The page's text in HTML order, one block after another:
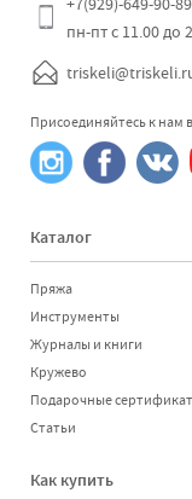
пн-пт с 11.00 до
Присоединяйтесь к нам
Каталог
Пряжа
Инструменты
Журналы и книги
Кружево
Подарочные
Статьи
Как купить